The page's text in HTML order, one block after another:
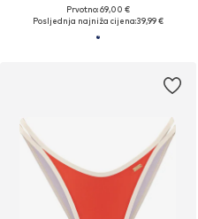
Prvotno: 69,00 €
Posljednja najniža cijena:39,99 €